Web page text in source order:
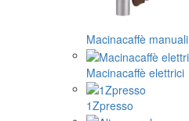
Macinacaffè manuali
Macinacaffè elettrici
1Zpresso